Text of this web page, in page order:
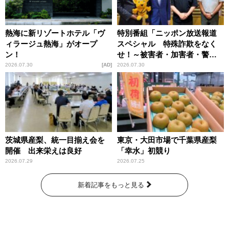
熱海に新リゾートホテル「ヴ
ィラージュ熱海」がオープ
ン！
2026.07.30 AD
特別番組「ニッポン放送報道
スペシャル 特殊詐欺をなく
せ！～被害者・加害者・警視
庁が語るトクリュウの実態
～」放送
2026.07.30
茨城県産梨、統一目揃え会を
開催 出来栄えは良好
2026.07.29
東京・大田市場で千葉県産梨
「幸水」初競り
2026.07.25
新着記事をもっと見る